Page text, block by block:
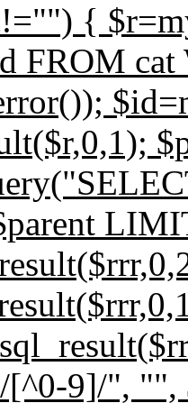
{
FROM
[^0-9]/",